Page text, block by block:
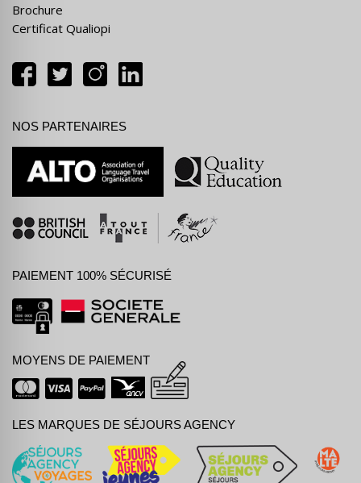
Brochure
Certificat Qualiopi
NOS PARTENAIRES
PAIEMENT 100% SÉCURISÉ
MOYENS DE PAIEMENT
LES MARQUES DE SÉJOURS AGENCY